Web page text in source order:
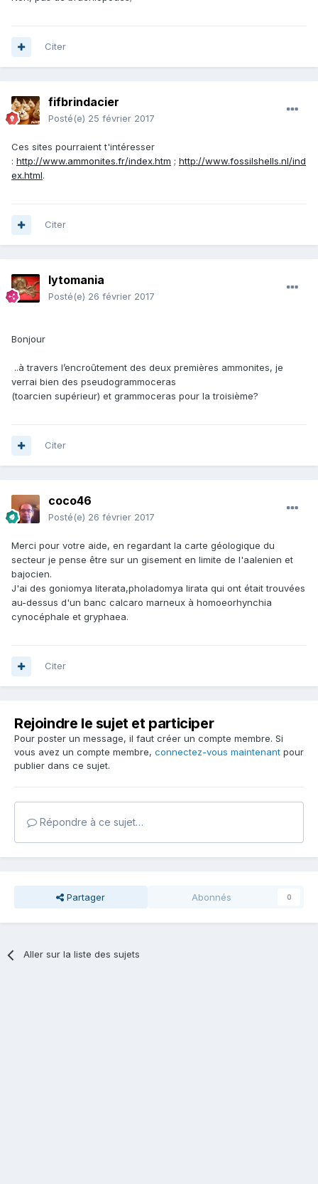
Citer
fifbrindacier
Posté(e) 25 février 2017
Ces sites pourraient t'intéresser
: http://www.ammonites.fr/index.htm ; http://www.fossilshells.nl/ind
ex.html.
Citer
lytomania
Posté(e) 26 février 2017
Bonjour
..à travers l’encroûtement des deux premières ammonites, je
verrai bien des pseudogrammoceras
(toarcien supérieur) et grammoceras pour la troisième?
Citer
coco46
Posté(e) 26 février 2017
Merci pour votre aide, en regardant la carte géologique du
secteur je pense être sur un gisement en limite de l'aalenien et
bajocien.
J'ai des goniomya literata,pholadomya lirata qui ont était trouvées
au-dessus d'un banc calcaro marneux à homoeorhynchia
cynocéphale et gryphaea.
Citer
Rejoindre le sujet et participer
Pour poster un message, il faut créer un compte membre. Si
vous avez un compte membre, connectez-vous maintenant pour
publier dans ce sujet.
Répondre à ce sujet…
Partager Abonnés 0
Aller sur la liste des sujets